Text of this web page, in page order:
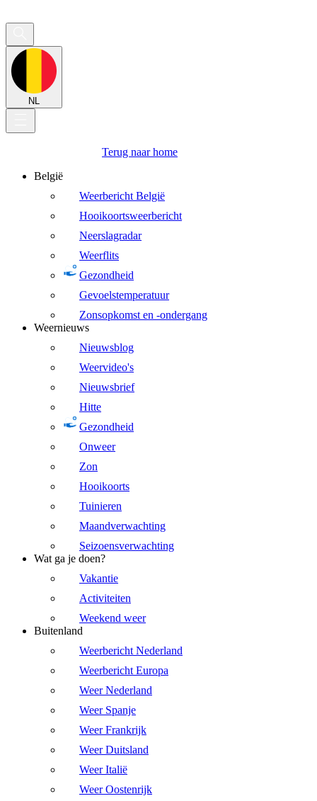
NL
Terug naar home
België
Weerbericht België
Hooikoortsweerbericht
Neerslagradar
Weerflits
Gezondheid
Gevoelstemperatuur
Zonsopkomst en -ondergang
Weernieuws
Nieuwsblog
Weervideo's
Nieuwsbrief
Hitte
Gezondheid
Onweer
Zon
Hooikoorts
Tuinieren
Maandverwachting
Seizoensverwachting
Wat ga je doen?
Vakantie
Activiteiten
Weekend weer
Buitenland
Weerbericht Nederland
Weerbericht Europa
Weer Nederland
Weer Spanje
Weer Frankrijk
Weer Duitsland
Weer Italië
Weer Oostenrijk